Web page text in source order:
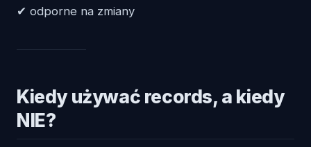
✔ odporne na zmiany
Kiedy używać records, a kiedy
NIE?